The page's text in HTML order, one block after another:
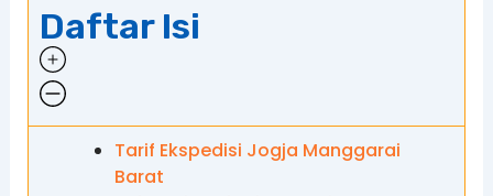
Daftar Isi
Tarif Ekspedisi Jogja Manggarai
Barat